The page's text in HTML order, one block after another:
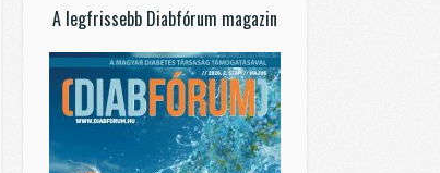
A legfrissebb Diabfórum magazin